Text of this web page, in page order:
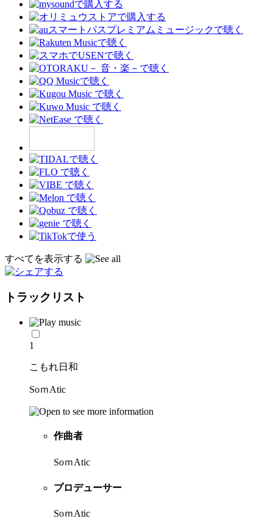
すべてを表示する
トラックリスト
1
こもれ日和
SoｍAtic
作曲者
SoｍAtic
プロデューサー
SoｍAtic